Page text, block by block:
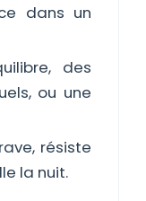
dans un
des
ou une
résiste
la nuit.